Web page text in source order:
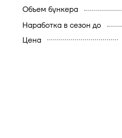
объем бункера
наработка в сезон до
Цена